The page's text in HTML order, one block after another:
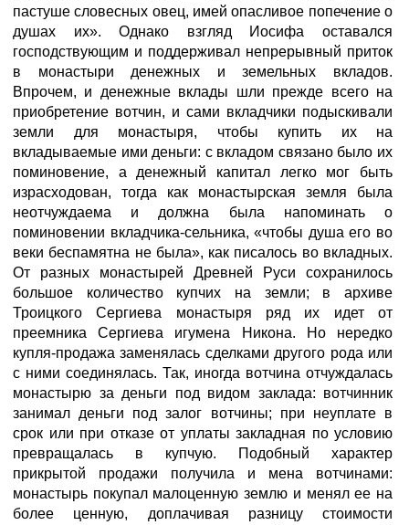
пастуше словесных овец, имей опасливое попечение о
душах их». Однако взгляд Иосифа оставался
господствующим и поддерживал непрерывный приток
в монастыри денежных и земельных вкладов.
Впрочем, и денежные вклады шли прежде всего на
приобретение вотчин, и сами вкладчики подыскивали
земли для монастыря, чтобы купить их на
вкладываемые ими деньги: с вкладом связано было их
поминовение, а денежный капитал легко мог быть
израсходован, тогда как монастырская земля была
неотчуждаема и должна была напоминать о
поминовении вкладчика-сельника, «чтобы душа его во
веки беспамятна не была», как писалось во вкладных.
От разных монастырей Древней Руси сохранилось
большое количество купчих на земли; в архиве
Троицкого Сергиева монастыря ряд их идет от
преемника Сергиева игумена Никона. Но нередко
купля-продажа заменялась сделками другого рода или
с ними соединялась. Так, иногда вотчина отчуждалась
монастырю за деньги под видом заклада: вотчинник
занимал деньги под залог вотчины; при неуплате в
срок или при отказе от уплаты закладная по условию
превращалась в купчую. Подобный характер
прикрытой продажи получила и мена вотчинами:
монастырь покупал малоценную землю и менял ее на
более ценную, доплачивая разницу стоимости